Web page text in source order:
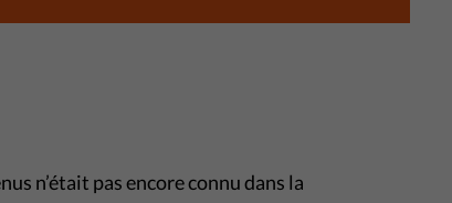
n’était pas encore connu dans la